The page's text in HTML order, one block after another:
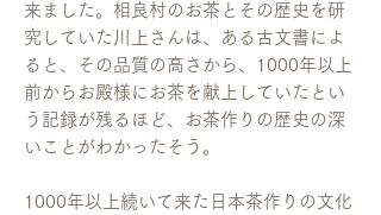
来ました。相良村のお茶とその歴史を研
究していた川上さんは、ある古文書によ
ると、その品質の高さから、1000年以上
前からお殿様にお茶を献上していたとい
う記録が残るほど、お茶作りの歴史の深
いことがわかったそう。
1000年以上続いて来た日本茶作りの文化